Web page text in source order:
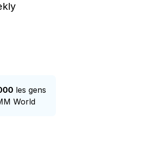
les gens
World